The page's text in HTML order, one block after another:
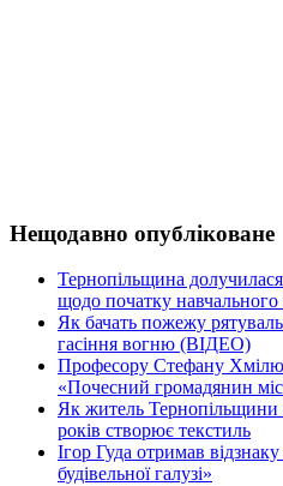
Нещодавно опубліковане
Тернопільщина
щодо початку навчального
Як бачать пожежу
гасіння вогню (ВІДЕО)
Професору Стефану Хмілю
«Почесний громадянин
Як житель Тернопільщини
років створює текстиль
Ігор Гуда отримав відзнаку
будівельної галузі»